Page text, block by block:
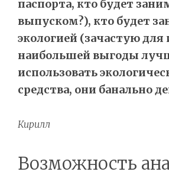
паспорта, кто будет
выпуском?), кто будет
экологией (зачастую для
наибольшей выгоды
использовать
средства, они банально
Кирилл
Возможность